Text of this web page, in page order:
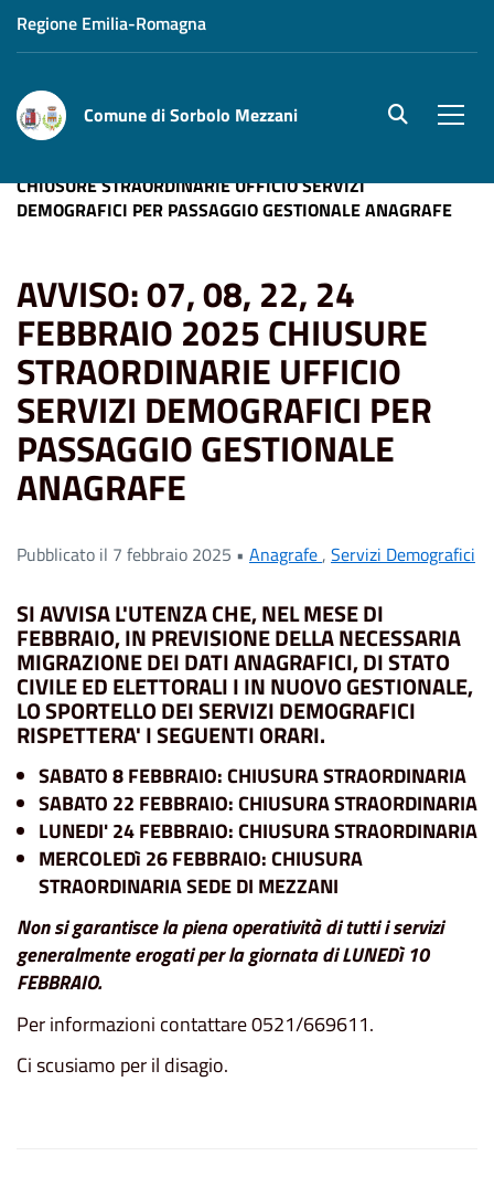
Regione Emilia-Romagna
Comune di Sorbolo Mezzani site.searc
CHIUSURE STRAORDINARIE UFFICIO SERVIZI
DEMOGRAFICI PER PASSAGGIO GESTIONALE ANAGRAFE
AVVISO: 07, 08, 22, 24
FEBBRAIO 2025 CHIUSURE
STRAORDINARIE UFFICIO
SERVIZI DEMOGRAFICI PER
PASSAGGIO GESTIONALE
ANAGRAFE
Pubblicato il 7 febbraio 2025 • Anagrafe, Servizi Demografici
SI AVVISA L'UTENZA CHE, NEL MESE DI
FEBBRAIO, IN PREVISIONE DELLA NECESSARIA
MIGRAZIONE DEI DATI ANAGRAFICI, DI STATO
CIVILE ED ELETTORALI I IN NUOVO GESTIONALE,
LO SPORTELLO DEI SERVIZI DEMOGRAFICI
RISPETTERA' I SEGUENTI ORARI.
SABATO 8 FEBBRAIO: CHIUSURA STRAORDINARIA
SABATO 22 FEBBRAIO: CHIUSURA STRAORDINARIA
LUNEDI' 24 FEBBRAIO: CHIUSURA STRAORDINARIA
MERCOLEDì 26 FEBBRAIO: CHIUSURA
STRAORDINARIA SEDE DI MEZZANI
Non si garantisce la piena operatività di tutti i servizi
generalmente erogati per la giornata di LUNEDì 10
FEBBRAIO.
Per informazioni contattare 0521/669611.
Ci scusiamo per il disagio.